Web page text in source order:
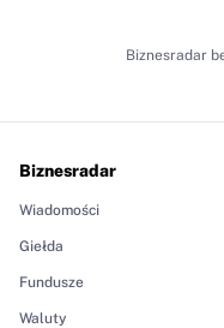
Biznesradar
Biznesradar
Wiadomości
Giełda
Fundusze
Waluty